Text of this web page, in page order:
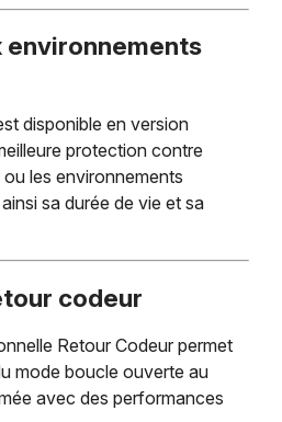
environnements
disponible en version
protection contre
ou les environnements
sa durée de vie et sa
codeur
Retour Codeur permet
mode boucle ouverte au
avec des performances